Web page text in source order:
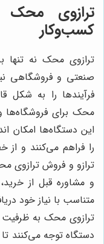
ترازوی محک
کسب‌وکار
ترازوی محک نه تنها
صنعتی و فروشگاهی
فرآیندها را به شکل
محک برای فروشگاه‌ها
این دستگاه‌ها امکان
را فراهم می‌کنند و
ترازو و فروش ترازوی
و مشاوره قبل از
متناسب با نیاز خود
ترازوی محک به ظرفیت
دستگاه توجه می‌کنند